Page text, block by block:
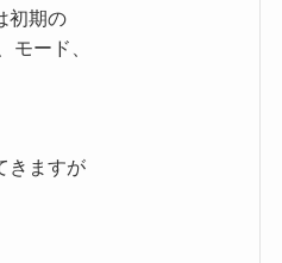
初期の
モード、
きますが